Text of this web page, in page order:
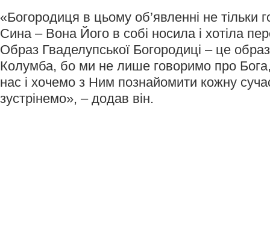
«Богородиця в цьому об’явленні не тільки
Сина – Вона Його в собі носила і хотіла
Образ Гваделупської Богородиці – це образ
Колумба, бо ми не лише говоримо про
нас і хочемо з Ним познайомити кожну
зустрінемо», – додав він.